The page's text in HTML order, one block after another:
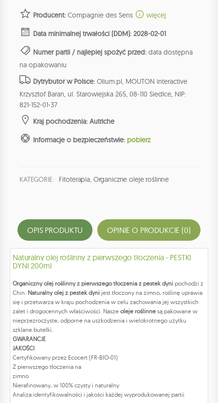
Producent: Compagnie des Sens więcej
Data minimalnej trwałości (DDM): 2028-02-01
Numer partii / najlepiej spożyć przed: data dostępna
na opakowaniu
Dytrybutor w Polsce: Olium.pl, MOUTON interactive
Krzysztof Baran, ul. Starowiejska 265, 08-110 Siedlce, NIP:
821-152-01-37
Kraj pochodzenia: Autriche
Informacje o bezpieczeństwie: pobierz
KATEGORIE: Fitoterapia, Organiczne oleje roślinne
OPIS PRODUKTU OPINIE O PRODUKCIE (0)
Naturalny olej roślinny z pierwszego tłoczenia - PESTKI
DYNI 200ml
Organiczny olej roślinny z pierwszego tłoczenia z pestek dyni pochodzi z
Chin. Naturalny olej z pestek dyni jest tłoczony na zimno, roślinę uprawia
się i przetwarza w kraju pochodzenia w celu zachowania jej wszystkich
zalet i drogocennych właściwości. Nasze oleje roślinne są pakowane w
nieprzezroczyste, odporne na uszkodzenia i wielokrotnego użytku
szklane butelki.
GWARANCJE
JAKOŚCI
Certyfikowany przez Ecocert (FR-BIO-01)
Z pierwszego tłoczenia na
zimno
Nierafinowany, w 100% czysty i naturalny
Analiza identyfikowalności i jakości każdej wyprodukowanej partii